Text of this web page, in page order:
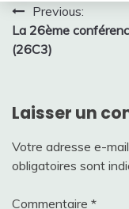
Navigation
de
Previous:
La 26ème
(26C3)
Laisser un
Votre adresse e-
obligatoires sont
Commentaire *